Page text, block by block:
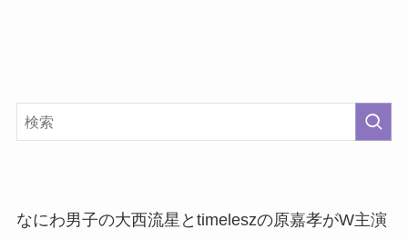
なにわ男子の大西流星とtimeleszの原嘉孝がW主演